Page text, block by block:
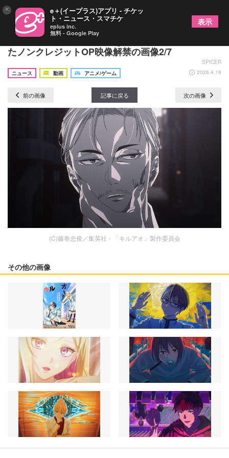
TVアニメ『キルアオ』aespa「ATTITUDE」に乗せ
たノンクレジットOP映像解禁の画像2/7
SPICER
ニュース
動画 アニメ/ゲーム 2026.4.19
前の画像 記事に戻る 次の画像
(C)藤巻忠俊／集英社・「キルアオ」製作委員会
その他の画像
× e＋(イープラス)アプリ - チケッ
ト・ニュース・スマチケ
eplus inc.
無料 - Google Play
表示